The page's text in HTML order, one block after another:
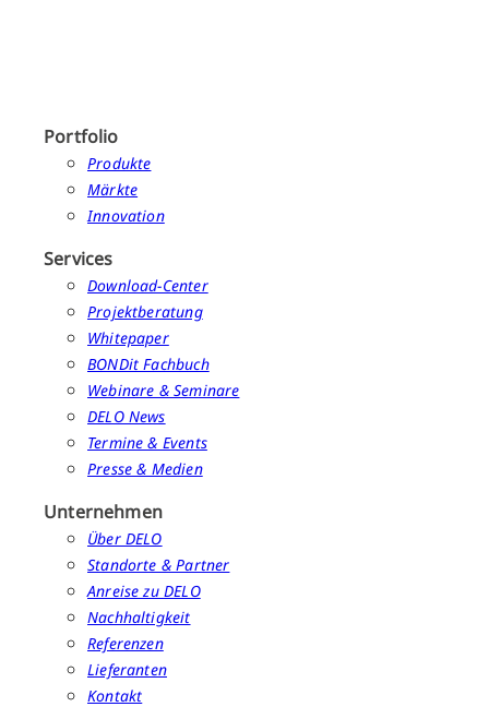
Portfolio
Produkte
Märkte
Innovation
Services
Download-Center
Projektberatung
Whitepaper
BONDit Fachbuch
Webinare & Seminare
DELO News
Termine & Events
Presse & Medien
Unternehmen
Über DELO
Standorte & Partner
Anreise zu DELO
Nachhaltigkeit
Referenzen
Lieferanten
Kontakt